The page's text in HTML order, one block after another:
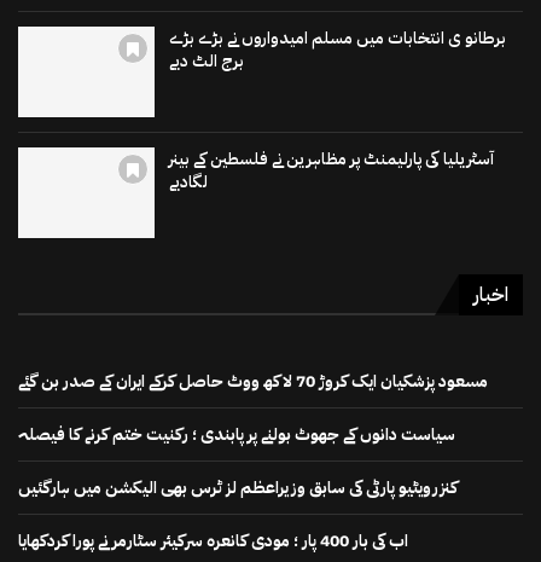
برطانو ی انتخابات میں مسلم امیدواروں نے بڑے بڑے
برج الٹ دیے
آسٹریلیا کی پارلیمنٹ پر مظاہرین نے فلسطین کے بینر
لگادیے
اخبار
مسعود پزشکیان ایک کروڑ 70 لاکھ ووٹ حاصل کرکے ایران کے صدر بن گئے
سیاست دانوں کے جھوٹ بولنے پر پابندی ؛ رکنیت ختم کرنے کا فیصلہ
کنزرویٹیو پارٹی کی سابق وزیراعظم لز ٹرس بھی الیکشن میں ہارگئیں
اب کی بار 400 پار ؛ مودی کانعرہ سرکیئر سٹارمر نے پورا کردکھایا